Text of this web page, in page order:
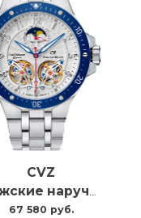
CVZ
Мужские наручные часы с автоподзаводом Carl Von Zeyten Cvz0093whms, 46MM
67 580 руб.